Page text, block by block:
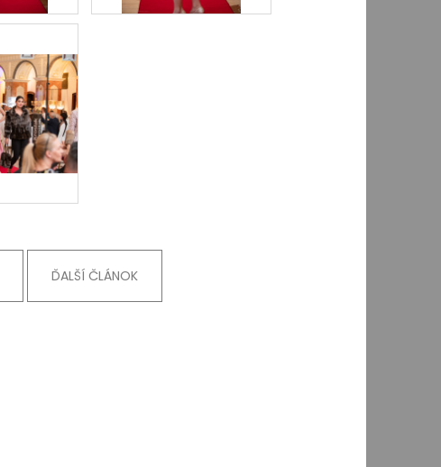
ĎALŠÍ ČLÁNOK